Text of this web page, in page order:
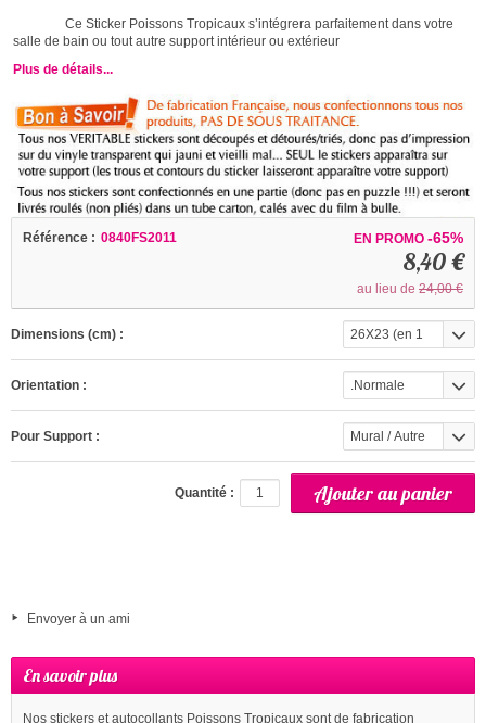
Ce Sticker Poissons Tropicaux s’intégrera parfaitement dans votre
salle de bain ou tout autre support intérieur ou extérieur
Plus de détails...
EN PROMO -65%
8,40 €
au lieu de 24,00 €
Référence : 0840FS2011
Dimensions (cm) :
26X23 (en 1
partie)
Orientation :
.Normale
Pour Support :
Mural / Autre
(interieur)
Quantité :
Envoyer à un ami
En savoir plus
Nos stickers et autocollants Poissons Tropicaux sont de fabrication